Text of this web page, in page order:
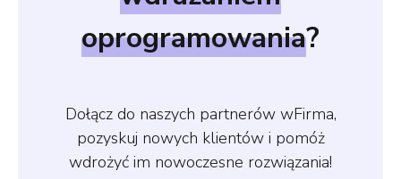
oprogramowania?
Dołącz do naszych partnerów wFirma,
pozyskuj nowych klientów i pomóż
wdrożyć im nowoczesne rozwiązania!